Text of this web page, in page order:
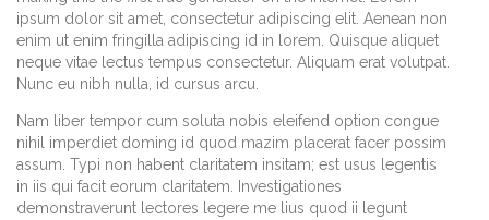
ipsum dolor sit amet, consectetur adipiscing elit. Aenean non
enim ut enim fringilla adipiscing id in lorem. Quisque aliquet
neque vitae lectus tempus consectetur. Aliquam erat volutpat.
Nunc eu nibh nulla, id cursus arcu.
Nam liber tempor cum soluta nobis eleifend option congue
nihil imperdiet doming id quod mazim placerat facer possim
assum. Typi non habent claritatem insitam; est usus legentis
in iis qui facit eorum claritatem. Investigationes
demonstraverunt lectores legere me lius quod ii legunt